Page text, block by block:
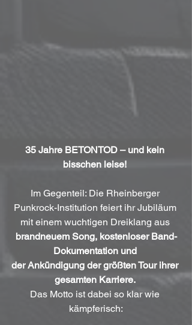
35 Jahre BETONTOD – und kein
bisschen leise!
Im Gegenteil: Die Rheinberger
Punkrock-Institution feiert ihr Jubiläum
mit einem wuchtigen Dreiklang aus
brandneuem Song, kostenloser Band-
Dokumentation und
der Ankündigung der größten Tour ihrer
gesamten Karriere.
Das Motto ist dabei so klar wie
kämpferisch: